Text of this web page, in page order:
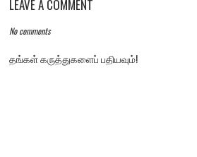
LEAVE A COMMENT
No comments
தங்கள் கருத்துகளைப் பதியவும்!